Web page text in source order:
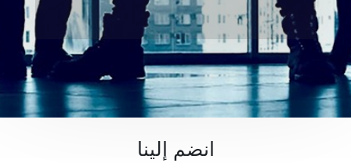
انضم إلينا